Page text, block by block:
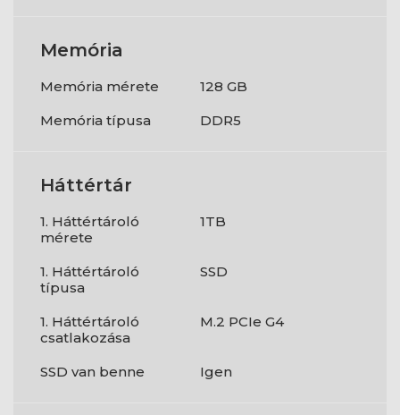
Memória
Memória mérete
128 GB
Memória típusa
DDR5
Háttértár
1. Háttértároló
mérete
1TB
1. Háttértároló
típusa
SSD
1. Háttértároló
csatlakozása
M.2 PCIe G4
SSD van benne Igen